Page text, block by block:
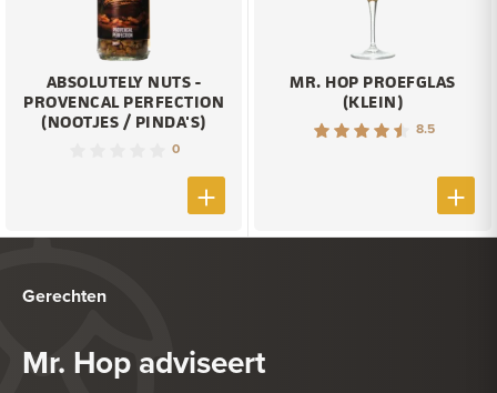
ABSOLUTELY NUTS -
PROVENCAL PERFECTION
(NOOTJES / PINDA'S)
0
MR. HOP PROEFGLAS
(KLEIN)
8.5
Gerechten
Mr. Hop adviseert